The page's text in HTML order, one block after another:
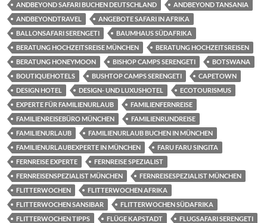
ANDBEYOND SAFARI BUCHEN DEUTSCHLAND
ANDBEYOND TANSANIA
ANDBEYONDTRAVEL
ANGEBOTE SAFARI IN AFRIKA
BALLONSAFARI SERENGETI
BAUMHAUS SÜDAFRIKA
BERATUNG HOCHZEITSREISE MÜNCHEN
BERATUNG HOCHZEITSREISEN
BERATUNG HONEYMOON
BISHOP CAMPS SERENGETI
BOTSWANA
BOUTIQUEHOTELS
BUSHTOP CAMPS SERENGETI
CAPETOWN
DESIGN HOTEL
DESIGN- UND LUXUSHOTEL
ECOTOURISMUS
EXPERTE FÜR FAMILIENURLAUB
FAMILIENFERNREISE
FAMILIENREISEBÜRO MÜNCHEN
FAMILIENRUNDREISE
FAMILIENURLAUB
FAMILIENURLAUB BUCHEN IN MÜNCHEN
FAMILIENURLAUBEXPERTE IN MÜNCHEN
FARU FARU SINGITA
FERNREISE EXPERTE
FERNREISE SPEZIALIST
FERNREISENSPEZIALIST MÜNCHEN
FERNREISESPEZIALIST MÜNCHEN
FLITTERWOCHEN
FLITTERWOCHEN AFRIKA
FLITTERWOCHEN SANSIBAR
FLITTERWOCHEN SÜDAFRIKA
FLITTERWOCHEN TIPPS
FLÜGE KAPSTADT
FLUGSAFARI SERENGETI